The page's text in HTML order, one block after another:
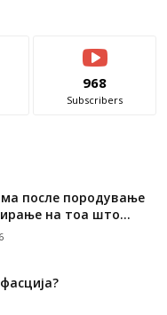
968
Subscribers
после породување
на тоа што...